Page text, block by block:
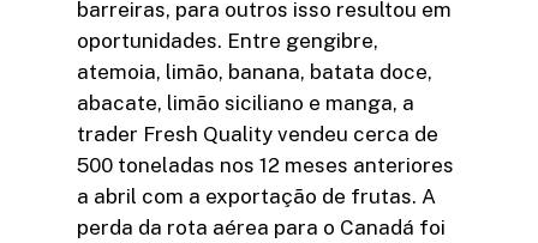
barreiras, para outros isso resultou em
oportunidades. Entre gengibre,
atemoia, limão, banana, batata doce,
abacate, limão siciliano e manga, a
trader Fresh Quality vendeu cerca de
500 toneladas nos 12 meses anteriores
a abril com a exportação de frutas. A
perda da rota aérea para o Canadá foi